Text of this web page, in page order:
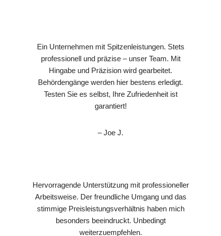
Ein Unternehmen mit Spitzenleistungen. Stets
professionell und präzise – unser Team. Mit
Hingabe und Präzision wird gearbeitet.
Behördengänge werden hier bestens erledigt.
Testen Sie es selbst, Ihre Zufriedenheit ist
garantiert!
– Joe J.
Hervorragende Unterstützung mit professioneller
Arbeitsweise. Der freundliche Umgang und das
stimmige Preisleistungsverhältnis haben mich
besonders beeindruckt. Unbedingt
weiterzuempfehlen.